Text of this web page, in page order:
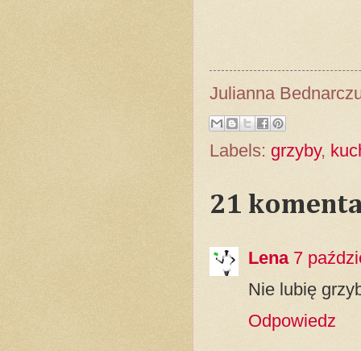
Julianna
Labels: grzyby,
21
Lena 7
Nie lubię
Odpowiedz